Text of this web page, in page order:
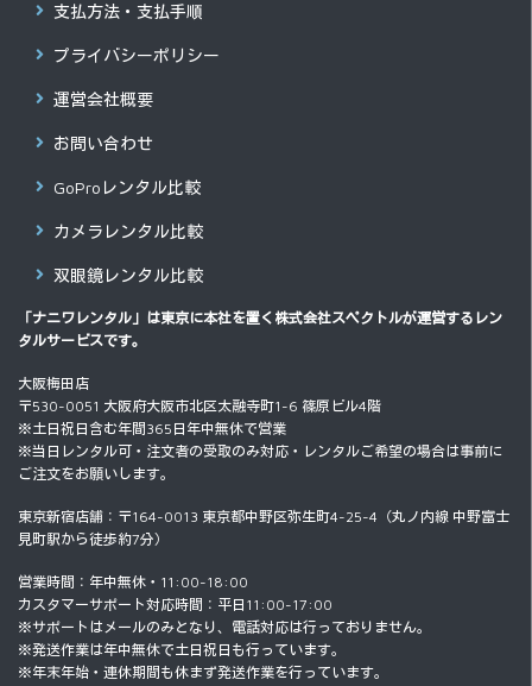
支払方法・支払手順
プライバシーポリシー
運営会社概要
お問い合わせ
GoProレンタル比較
カメラレンタル比較
双眼鏡レンタル比較
「ナニワレンタル」は東京に本社を置く 株式会社スペクトルが運営するレン
タルサービスです。
大阪梅田店
〒530-0051 大阪府大阪市北区太融寺町1-6 篠原ビル4階
※土日祝日含む年間365日年中無休で営業
※当日レンタル可・注文者の受取のみ対応・レンタルご希望の場合は事前に
ご注文をお願いします。
東京新宿店舗：〒164-0013 東京都中野区弥生町4-25-4（丸ノ内線 中野富士
見町駅から徒歩約7分）
営業時間：年中無休・11:00-18:00
カスタマーサポート対応時間：平日11:00-17:00
※サポートはメールのみとなり、電話対応は行っておりません。
※発送作業は年中無休で土日祝日も行っています。
※年末年始・連休期間も休まず発送作業を行っています。